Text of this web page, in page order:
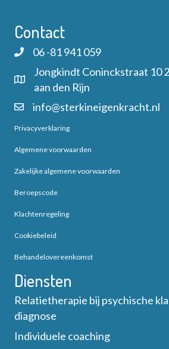
Contact
06 -81 941 059
Jongkindt Coninckstraat 10
aan den Rijn
info@sterkineigenkracht.nl
Privacyverklaring
Algemene voorwaarden
Zakelijke algemene voorwaarden
Beroepscode
Klachtenregeling
Cookiebeleid
Behandelovereenkomst
Diensten
Relatietherapie bij psychische
diagnose
Individuele coaching